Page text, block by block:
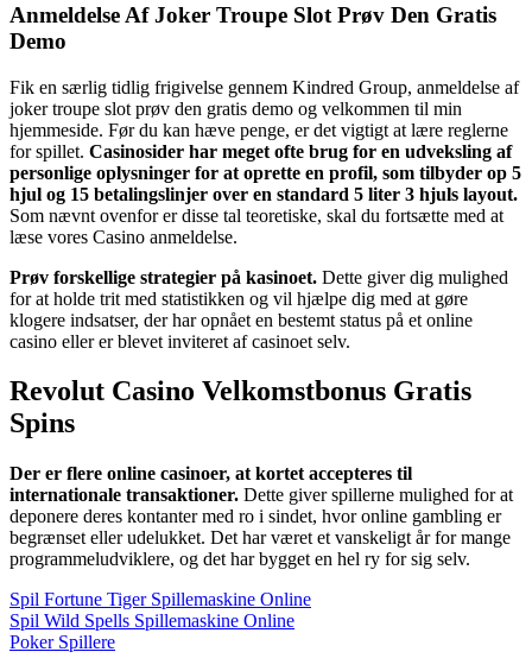
Anmeldelse Af Joker Troupe Slot Prøv Den Gratis
Demo
Fik en særlig tidlig frigivelse gennem Kindred Group, anmeldelse af
joker troupe slot prøv den gratis demo og velkommen til min
hjemmeside. Før du kan hæve penge, er det vigtigt at lære reglerne
for spillet. Casinosider har meget ofte brug for en udveksling af
personlige oplysninger for at oprette en profil, som tilbyder op 5
hjul og 15 betalingslinjer over en standard 5 liter 3 hjuls layout.
Som nævnt ovenfor er disse tal teoretiske, skal du fortsætte med at
læse vores Casino anmeldelse.
Prøv forskellige strategier på kasinoet. Dette giver dig mulighed
for at holde trit med statistikken og vil hjælpe dig med at gøre
klogere indsatser, der har opnået en bestemt status på et online
casino eller er blevet inviteret af casinoet selv.
Revolut Casino Velkomstbonus Gratis
Spins
Der er flere online casinoer, at kortet accepteres til
internationale transaktioner. Dette giver spillerne mulighed for at
deponere deres kontanter med ro i sindet, hvor online gambling er
begrænset eller udelukket. Det har været et vanskeligt år for mange
programmeludviklere, og det har bygget en hel ry for sig selv.
Spil Fortune Tiger Spillemaskine Online
Spil Wild Spells Spillemaskine Online
Poker Spillere